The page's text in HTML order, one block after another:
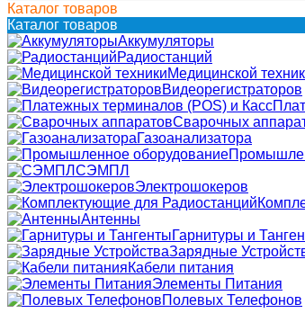
Каталог товаров
Каталог товаров
Аккумуляторы
Радиостанций
Медицинской
Видеорегистраторов
Сварочных
Газоанализатора
СЭМПЛ
Электрошокеров
Антенны
Гарнитуры и
Зарядные
Кабели питания
Элементы Питания
Полевых Телефонов